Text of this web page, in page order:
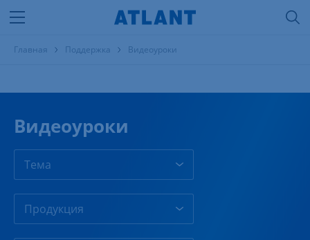
Главная Поддержка Видеоуроки
Видеоуроки
Тема
Продукция